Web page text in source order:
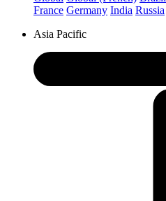
France Germany India Russia
Asia Pacific